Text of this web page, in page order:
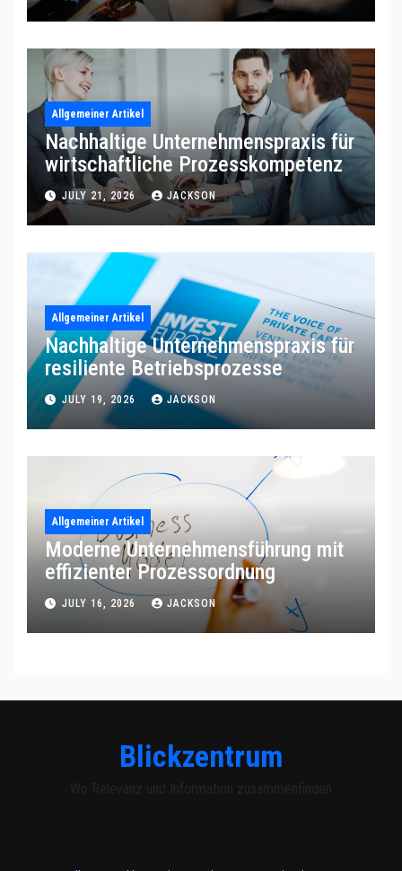
Allgemeiner Artikel
Nachhaltige Unternehmenspraxis für
wirtschaftliche Prozesskompetenz
JULY 21, 2026 JACKSON
Allgemeiner Artikel
Nachhaltige Unternehmenspraxis für
resiliente Betriebsprozesse
JULY 19, 2026 JACKSON
Allgemeiner Artikel
Moderne Unternehmensführung mit
effizienter Prozessordnung
JULY 16, 2026 JACKSON
Blickzentrum
Wo Relevanz und Information zusammenfinden